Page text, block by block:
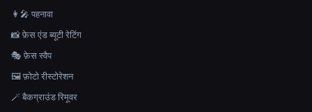
👩‍🎤 पहनावा
📸 फ़ेस एंड ब्यूटी रेटिंग
🎭 फ़ेस स्वैप
🖼️ फ़ोटो रीस्टोरेशन
🪄 बैकग्राउंड रिमूवर